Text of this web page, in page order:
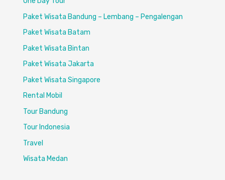
Paket Wisata Bandung – Lembang – Pengalengan
Paket Wisata Batam
Paket Wisata Bintan
Paket Wisata Jakarta
Paket Wisata Singapore
Rental Mobil
Tour Bandung
Tour Indonesia
Travel
Wisata Medan